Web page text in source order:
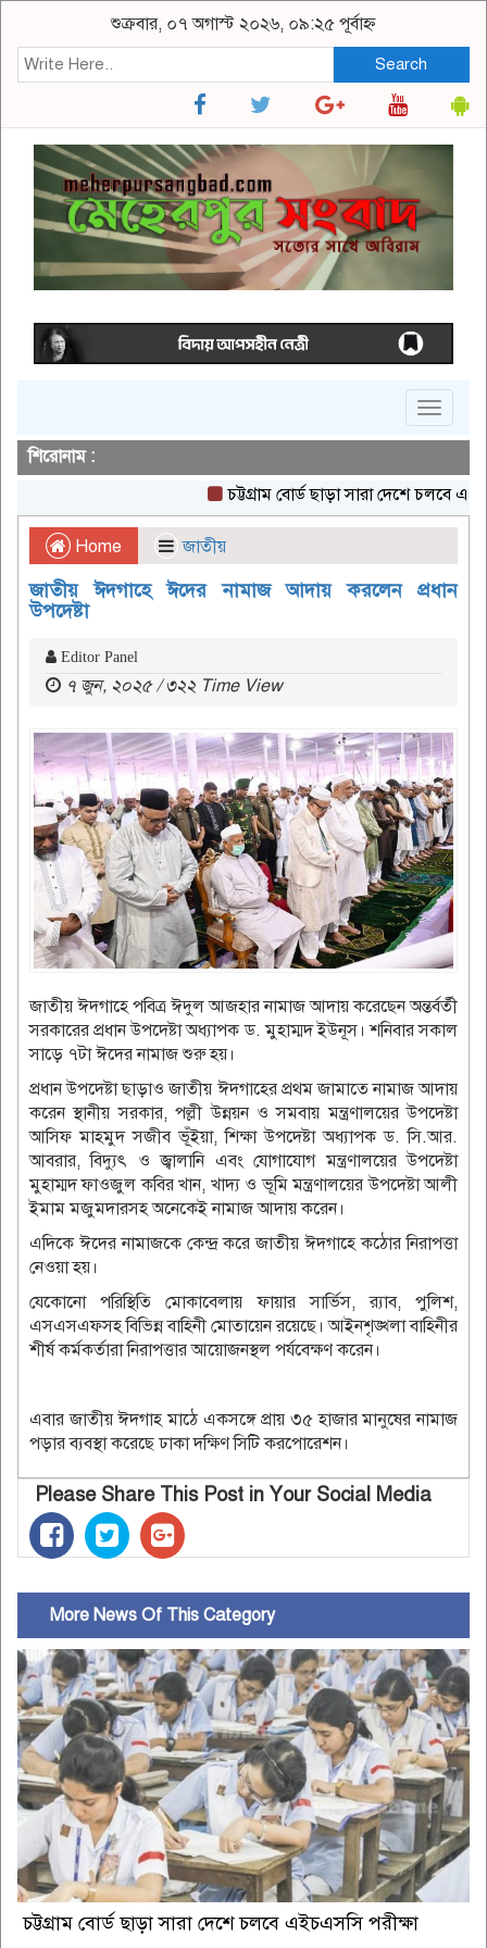
শুক্রবার, ০৭ অগাস্ট ২০২৬, ০৯:২৫ পূর্বাহ্ন
Search
Toggle
শিরোনাম :
চট্টগ্রাম বোর্ড ছাড়া সারা দেশে চলবে
Home জাতীয়
জাতীয় ঈদগাহে ঈদের নামাজ আদায় করলেন প্রধান
উপদেষ্টা
Editor Panel
৭ জুন, ২০২৫ / ৩২২ Time View
জাতীয় ঈদগাহে পবিত্র ঈদুল আজহার নামাজ আদায় করেছেন অন্তর্বর্তী
সরকারের প্রধান উপদেষ্টা অধ্যাপক ড. মুহাম্মদ ইউনূস। শনিবার সকাল
সাড়ে ৭টা ঈদের নামাজ শুরু হয়।
প্রধান উপদেষ্টা ছাড়াও জাতীয় ঈদগাহের প্রথম জামাতে নামাজ আদায়
করেন স্থানীয় সরকার, পল্লী উন্নয়ন ও সমবায় মন্ত্রণালয়ের উপদেষ্টা
আসিফ মাহমুদ সজীব ভূঁইয়া, শিক্ষা উপদেষ্টা অধ্যাপক ড. সি.আর.
আবরার, বিদ্যুৎ ও জ্বালানি এবং যোগাযোগ মন্ত্রণালয়ের উপদেষ্টা
মুহাম্মদ ফাওজুল কবির খান, খাদ্য ও ভূমি মন্ত্রণালয়ের উপদেষ্টা আলী
ইমাম মজুমদারসহ অনেকেই নামাজ আদায় করেন।
এদিকে ঈদের নামাজকে কেন্দ্র করে জাতীয় ঈদগাহে কঠোর নিরাপত্তা
নেওয়া হয়।
যেকোনো পরিস্থিতি মোকাবেলায় ফায়ার সার্ভিস, র‍্যাব, পুলিশ,
এসএসএফসহ বিভিন্ন বাহিনী মোতায়েন রয়েছে। আইনশৃঙ্খলা বাহিনীর
শীর্ষ কর্মকর্তারা নিরাপত্তার আয়োজনস্থল পর্যবেক্ষণ করেন।
এবার জাতীয় ঈদগাহ মাঠে একসঙ্গে প্রায় ৩৫ হাজার মানুষের নামাজ
পড়ার ব্যবস্থা করেছে ঢাকা দক্ষিণ সিটি করপোরেশন।
Please Share This Post in Your Social Media
More News Of This Category
চট্টগ্রাম বোর্ড ছাড়া সারা দেশে চলবে এইচএসসি পরীক্ষা